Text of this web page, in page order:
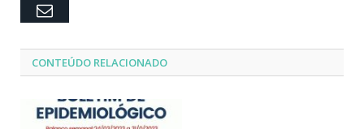
Email
CONTEÚDO RELACIONADO